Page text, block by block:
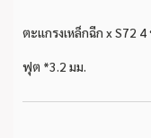
ตะแกรงเหล็กฉีก x S72
ฟุต *3.2 มม.